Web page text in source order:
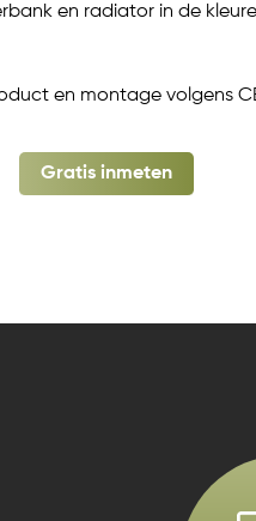
en radiator in de
en montage volgens
Gratis inmeten